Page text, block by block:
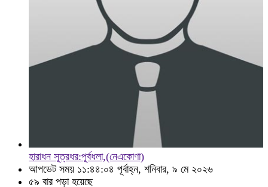
হারাধন সূত্রধর:পূর্বধলা,(নেএকোণা)
আপডেট সময় ১১:৪৪:০৪ পূর্বাহ্ন, শনিবার, ৯ মে ২০২৬
৫৯ বার পড়া হয়েছে